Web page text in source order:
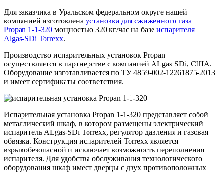
Для заказчика в Уральском федеральном округе нашей
компанией изготовлена установка для сжиженного газа
Propan 1-1-320 мощностью 320 кг/час на базе испарителя
Algas-SDi Torrexx.
Производство испарительных установок Propan
осуществляется в партнерстве с компанией ALgas-SDi, США.
Оборудование изготавливается по ТУ 4859-002-12261875-2013
и имеет сертификаты соответствия.
Испарительная установка Propan 1-1-320 представляет собой
металлический шкаф, в котором размещены электрический
испаритель ALgas-SDi Torrexx, регулятор давления и газовая
обвязка. Конструкция испарителей Torrexx является
взрывобезопасной и исключает возможность переполнения
испарителя. Для удобства обслуживания технологического
оборудования шкаф имеет дверцы с двух противоположных